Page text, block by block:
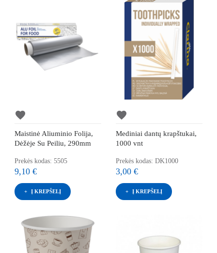
favorite
Maistinė Aliuminio Folija,
Dėžėje Su Peiliu, 290mm
Prekės kodas: 5505
9,10 €
Į KREPŠELĮ
favorite
Mediniai dantų krapštukai,
1000 vnt
Prekės kodas: DK1000
3,00 €
Į KREPŠELĮ